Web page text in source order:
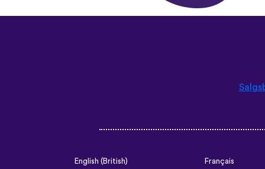
English (British)
Français